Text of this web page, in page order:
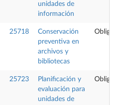
unidades de
información
25718
Conservación
preventiva en
archivos y
bibliotecas
25723
Planificación y
evaluación para
unidades de